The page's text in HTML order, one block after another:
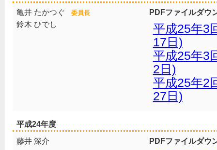
亀井 たかつぐ 委員長
鈴木 ひでし
PDFファイルダウ
平成25年3
17日)
平成25年3
2日)
平成25年2
27日)
平成24年度
藤井 深介 PDFファイルダウ